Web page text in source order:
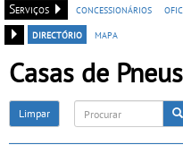
Serviços concessionários
directório
mapa
Casas de
Limpar